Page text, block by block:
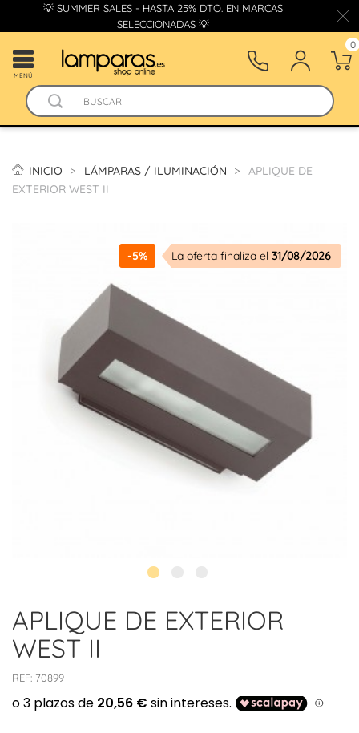
💡 SUMMER SALES - HASTA 25% DTO. EN MARCAS
SELECCIONADAS 💡
MENÚ
0
INICIO LÁMPARAS / ILUMINACIÓN
APLIQUE DE
EXTERIOR WEST II
-5% La oferta finaliza el 31/08/2026
APLIQUE DE EXTERIOR
WEST II
REF: 70899